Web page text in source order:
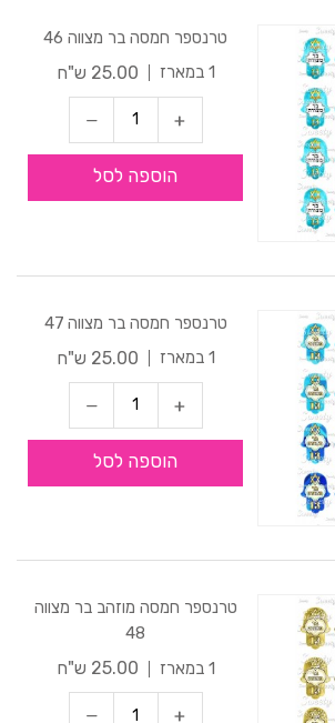
טרנספר חמסה בר מצווה 46
1 במארז
25.00 ש"ח
הוספה לסל
טרנספר חמסה בר מצווה 47
1 במארז
25.00 ש"ח
הוספה לסל
טרנספר חמסה מוזהב בר מצווה
48
1 במארז
25.00 ש"ח